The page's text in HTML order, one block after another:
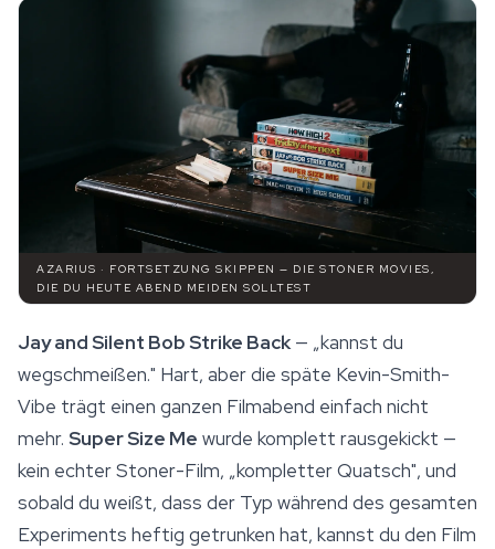
AZARIUS · FORTSETZUNG SKIPPEN — DIE STONER MOVIES,
DIE DU HEUTE ABEND MEIDEN SOLLTEST
Jay and Silent Bob Strike Back— „kannst du
wegschmeißen." Hart, aber die späte Kevin-Smith-
Vibe trägt einen ganzen Filmabend einfach nicht
mehr. Super Size Me wurde komplett rausgekickt —
kein echter Stoner-Film, „kompletter Quatsch", und
sobald du weißt, dass der Typ während des gesamten
Experiments heftig getrunken hat, kannst du den Film